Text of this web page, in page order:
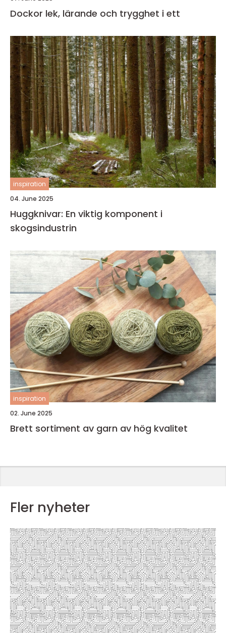
Dockor lek, lärande och trygghet i ett
inspiration
04. June 2025
Huggknivar: En viktig komponent i
skogsindustrin
inspiration
02. June 2025
Brett sortiment av garn av hög kvalitet
Fler nyheter